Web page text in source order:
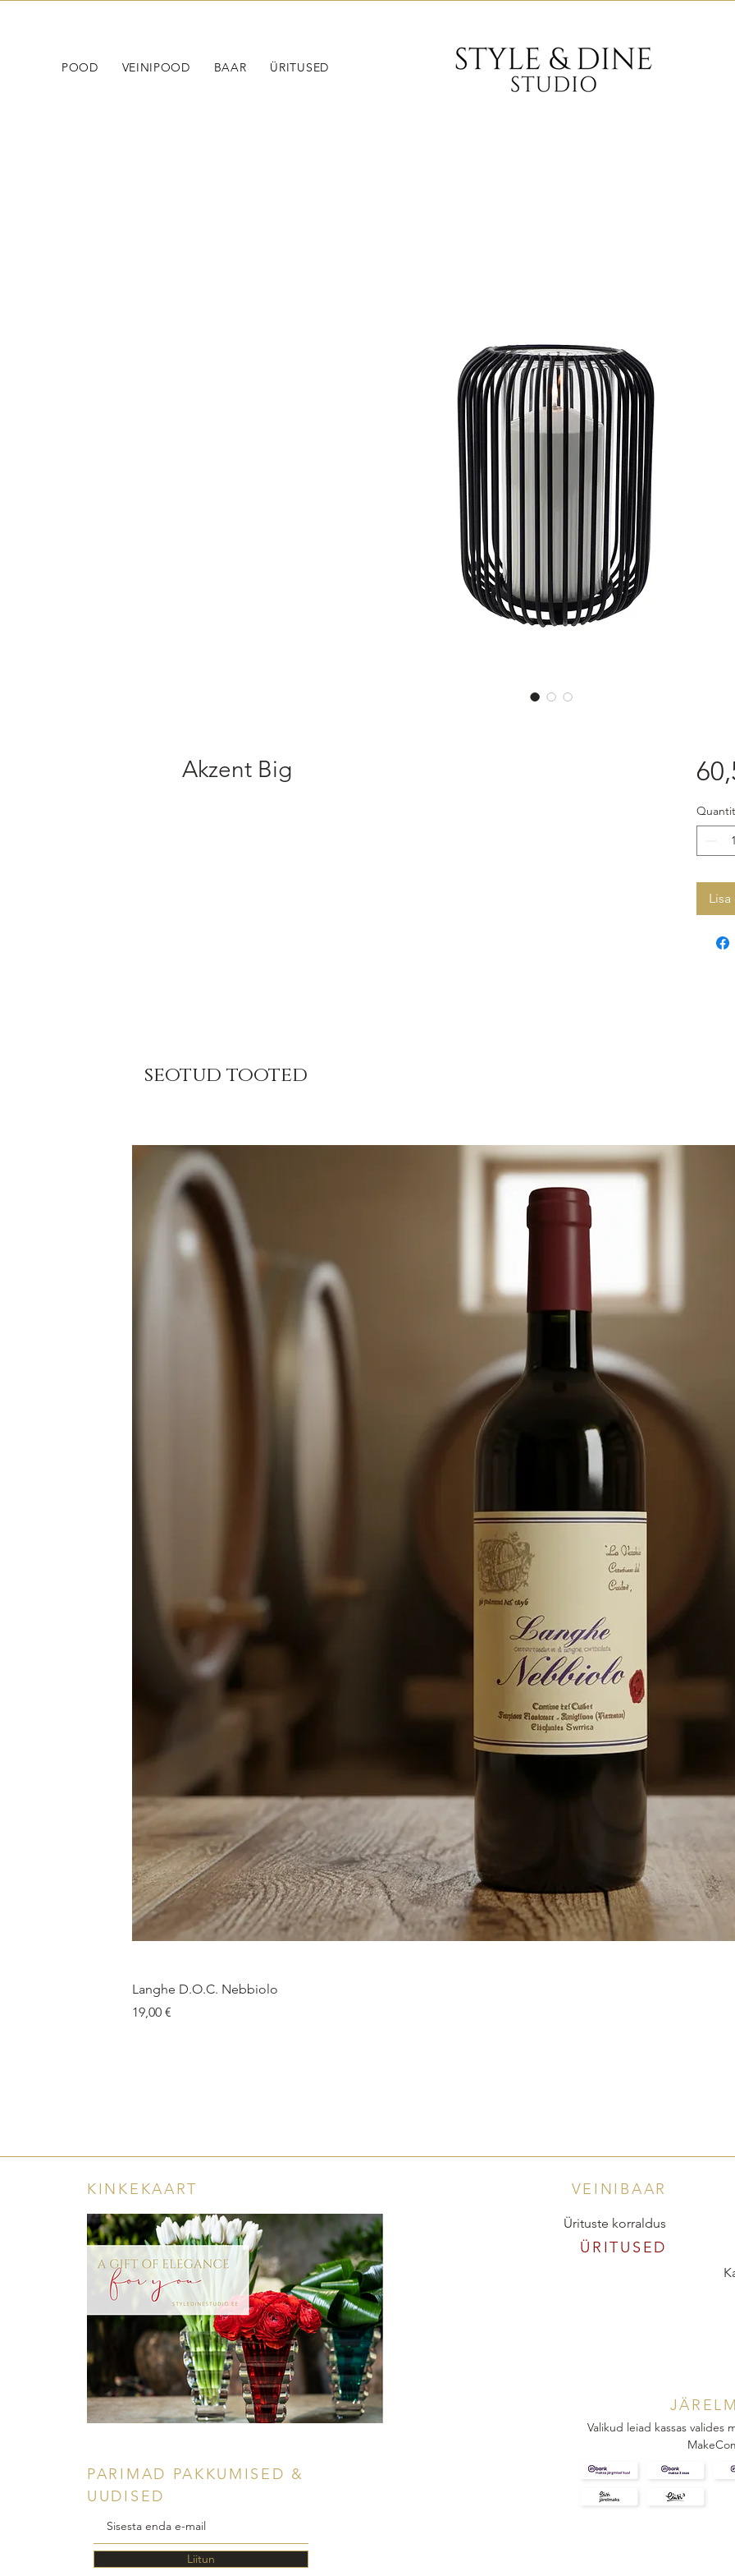
POOD VEINIPOOD BAAR ÜRITUSED
Akzent Big
seotud tooted
Langhe D.O.C. Nebbiolo
Price
19,00 €
KINKEKAART
PARIMAD PAKKUMISED &
UUDISED
Liitun
VEINIBAAR
Ürituste korraldus
ÜRITUSED
Valikud leiad kassas valides